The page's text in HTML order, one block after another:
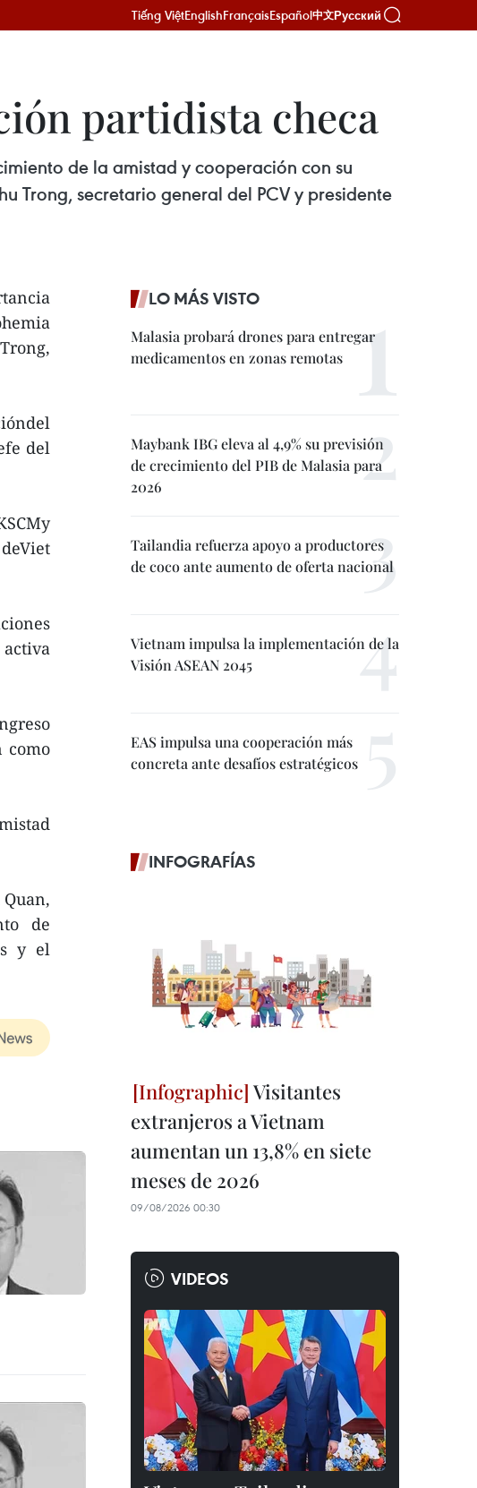
Tiếng ViệtEnglishFrançaisEspañol中文Русский
partidista checa
de la amistad y cooperación con su
Trong, secretario general del PCV y presidente
del
como
de
y el
LO MÁS VISTO
Malasia probará drones para entregar
medicamentos en zonas remotas
Maybank IBG eleva al 4,9% su previsión
de crecimiento del PIB de Malasia para
2026
Tailandia refuerza apoyo a productores
de coco ante aumento de oferta nacional
Vietnam impulsa la implementación de la
Visión ASEAN 2045
EAS impulsa una cooperación más
concreta ante desafíos estratégicos
INFOGRAFÍAS
Visitantes
extranjeros a Vietnam
aumentan un 13,8% en siete
meses de 2026
09/08/2026 00:30
VIDEOS